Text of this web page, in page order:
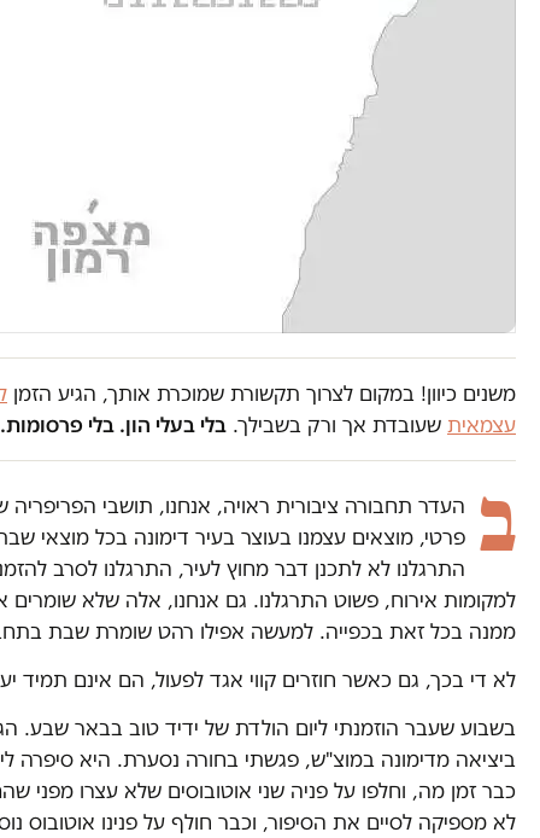
משנים כיוון! במקום לצרוך תקשורת שמוכרת אותך, הגיע הזמן
עצמאית שעובדת אך ורק בשבילך. בלי בעלי הון. בלי
ב העדר תחבורה ציבורית ראויה, אנחנו, תושבי הפריפריה
פרטי, מוצאים עצמנו בעוצר בעיר דימונה בכל מוצאי
התרגלנו לא לתכנן דבר מחוץ לעיר, התרגלנו לסרב
למקומות אירוח, פשוט התרגלנו. גם אנחנו, אלה שלא
ממנה בכל זאת בכפייה. למעשה אפילו רהט שומרת שבת
לא די בכך, גם כאשר חוזרים קווי אגד לפעול, הם אינם תמיד
בשבוע שעבר הוזמנתי ליום הולדת של ידיד טוב בבאר שבע.
ביציאה מדימונה במוצ"ש, פגשתי בחורה נסערת. היא סיפרה
כבר זמן מה, וחלפו על פניה שני אוטובוסים שלא עצרו מפני
לא מספיקה לסיים את הסיפור, וכבר חולף על פנינו אוטובוס